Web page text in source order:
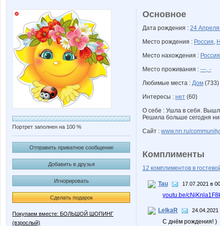
Портрет заполнен на 100 %
Отправить приватное сообщение
Добавить в друзья
Игнорировать
Сделать подарок
Покупаем вместе: БОЛЬШОЙ ШОПИНГ
(взрослый)
Основное
Дата рождения : 24
Место рождения : Россия,
Место нахождения : Россия
Место проживания : ---, -
Любимые места : Дом (733)
Интересы : нет (60)
О себе : Ушла в себя.
Решила больше сегодня
Сайт : www.nn.ru/
Комплименты
12 комплиментов в
Tau 17.07.2021 в
youtu.be/
LelkaR 24.04.2021
С днём рождения! )